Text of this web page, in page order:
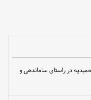
حمیدیه در راستای ساماندهی و